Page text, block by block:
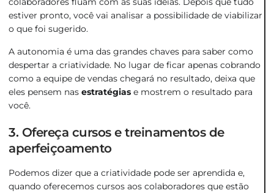
estiver pronto, você vai analisar a possibilidade de viabilizar
o que foi sugerido.
A autonomia é uma das grandes chaves para saber como
despertar a criatividade. No lugar de ficar apenas cobrando
como a equipe de vendas chegará no resultado, deixa que
eles pensem nas estratégias e mostrem o resultado para
você.
3. Ofereça cursos e treinamentos de
aperfeiçoamento
Podemos dizer que a criatividade pode ser aprendida e,
quando oferecemos cursos aos colaboradores que estão